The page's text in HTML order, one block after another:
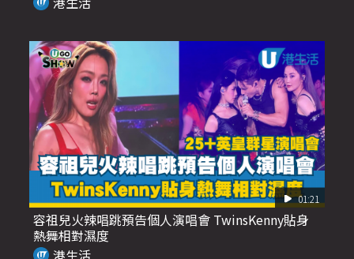
01:21
容祖兒火辣唱跳預告個人演唱會 TwinsKenny貼身
熱舞相對濕度
港生活